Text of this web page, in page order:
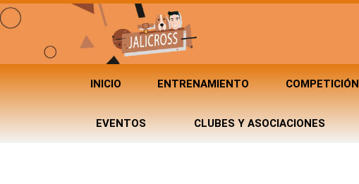
INICIO ENTRENAMIENTO COMPETICIÓN
EVENTOS CLUBES Y ASOCIACIONES